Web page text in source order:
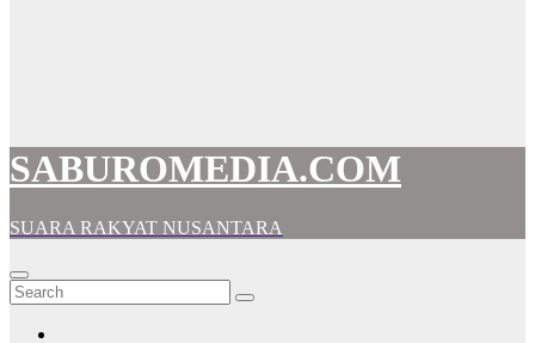
SABUROMEDIA.COM
SUARA RAKYAT NUSANTARA